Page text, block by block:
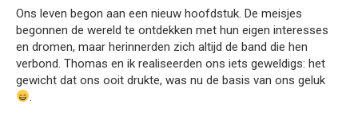
Ons leven begon aan een nieuw hoofdstuk. De meisjes
begonnen de wereld te ontdekken met hun eigen interesses
en dromen, maar herinnerden zich altijd de band die hen
verbond. Thomas en ik realiseerden ons iets geweldigs: het
gewicht dat ons ooit drukte, was nu de basis van ons geluk
.